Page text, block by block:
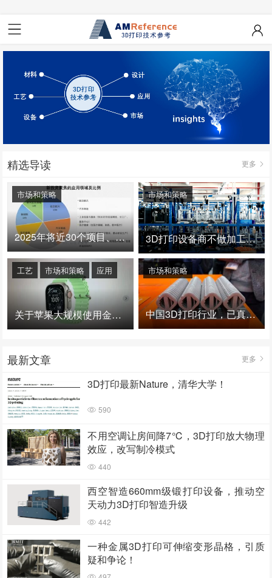
精选导读 更多
2025年将近30个项目、150亿投资：3D打印真的迎来爆发拐点了吗
市场和策略
3D打印设备商不做加工服务，就成了旁观者！
市场和策略
关于苹果大规模使用金属3D打印的思考
工艺 市场和策略 应用
中国3D打印行业，已真正进入爆发时代！
市场和策略
最新文章 更多
3D打印最新Nature，清华大学！
590
不用空调让房间降7℃，3D打印放大物理
效应，改写制冷模式
440
西空智造660mm级锻打印设备，推动空
天动力3D打印智造升级
442
一种金属3D打印可伸缩变形晶格，引质
疑和争论！